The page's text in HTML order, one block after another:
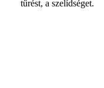
tűrést, a szelídséget.